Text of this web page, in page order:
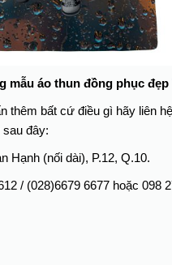
mẫu áo thun đồng phục đẹp
thêm bất cứ điều gì hãy liên
sau đây:
Hạnh (nối dài), P.12, Q.10.
/ (028)6679 6677 hoặc 098